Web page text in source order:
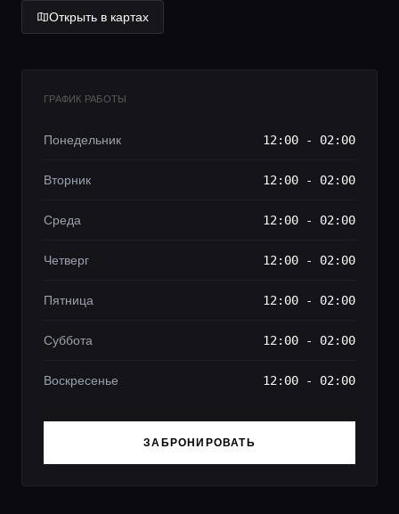
Открыть в картах
ГРАФИК РАБОТЫ
Понедельник 12:00 - 02:00
Вторник 12:00 - 02:00
Среда 12:00 - 02:00
Четверг 12:00 - 02:00
Пятница 12:00 - 02:00
Суббота 12:00 - 02:00
Воскресенье 12:00 - 02:00
ЗАБРОНИРОВАТЬ